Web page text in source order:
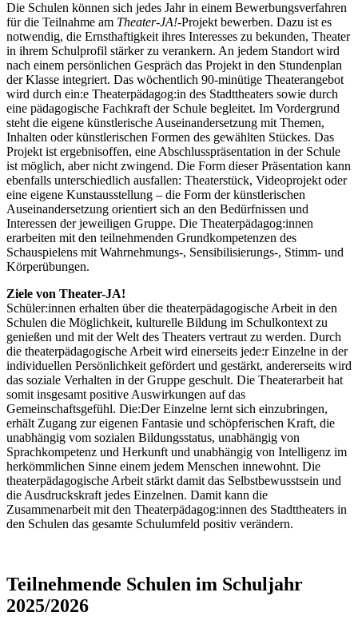
Die Schulen können sich jedes Jahr in einem Bewerbungsverfahren
für die Teilnahme am Theater-JA!-Projekt bewerben. Dazu ist es
notwendig, die Ernsthaftigkeit ihres Interesses zu bekunden, Theater
in ihrem Schulprofil stärker zu verankern. An jedem Standort wird
nach einem persönlichen Gespräch das Projekt in den Stundenplan
der Klasse integriert. Das wöchentlich 90-minütige Theaterangebot
wird durch ein:e Theaterpädagog:in des Stadttheaters sowie durch
eine pädagogische Fachkraft der Schule begleitet. Im Vordergrund
steht die eigene künstlerische Auseinandersetzung mit Themen,
Inhalten oder künstlerischen Formen des gewählten Stückes. Das
Projekt ist ergebnisoffen, eine Abschlusspräsentation in der Schule
ist möglich, aber nicht zwingend. Die Form dieser Präsentation kann
ebenfalls unterschiedlich ausfallen: Theaterstück, Videoprojekt oder
eine eigene Kunstausstellung – die Form der künstlerischen
Auseinandersetzung orientiert sich an den Bedürfnissen und
Interessen der jeweiligen Gruppe. Die Theaterpädagog:innen
erarbeiten mit den teilnehmenden Grundkompetenzen des
Schauspielens mit Wahrnehmungs-, Sensibilisierungs-, Stimm- und
Körperübungen.
Ziele von Theater-JA!
Schüler:innen erhalten über die theaterpädagogische Arbeit in den
Schulen die Möglichkeit, kulturelle Bildung im Schulkontext zu
genießen und mit der Welt des Theaters vertraut zu werden. Durch
die theaterpädagogische Arbeit wird einerseits jede:r Einzelne in der
individuellen Persönlichkeit gefördert und gestärkt, andererseits wird
das soziale Verhalten in der Gruppe geschult. Die Theaterarbeit hat
somit insgesamt positive Auswirkungen auf das
Gemeinschaftsgefühl. Die:Der Einzelne lernt sich einzubringen,
erhält Zugang zur eigenen Fantasie und schöpferischen Kraft, die
unabhängig vom sozialen Bildungsstatus, unabhängig von
Sprachkompetenz und Herkunft und unabhängig von Intelligenz im
herkömmlichen Sinne einem jedem Menschen innewohnt. Die
theaterpädagogische Arbeit stärkt damit das Selbstbewusstsein und
die Ausdruckskraft jedes Einzelnen. Damit kann die
Zusammenarbeit mit den Theaterpädagog:innen des Stadttheaters in
den Schulen das gesamte Schulumfeld positiv verändern.
Teilnehmende Schulen im Schuljahr
2025/2026